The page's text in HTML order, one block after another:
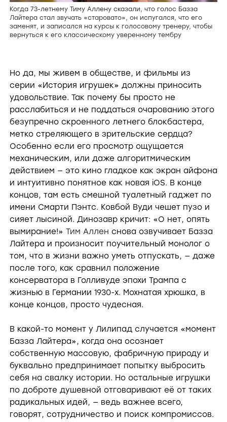
Когда 73-летнему Тиму Аллену сказали, что голос Базза
Лайтера стал звучать «старовато», он испугался, что его
заменят, и записался на курсы к голосовому тренеру, чтобы
вернуться к его классическому уверенному тембру
Но да, мы живем в обществе, и фильмы из
серии «История игрушек» должны приносить
удовольствие. Так почему бы просто не
расслабиться и не поддаться очарованию этого
безупречно скроенного летнего блокбастера,
метко стреляющего в зрительские сердца?
Особенно если его просмотр ощущается
механическим, или даже алгоритмическим
действием — это кино гладкое как экран айфона
и интуитивно понятное как новая iOS. В конце
концов, там есть смешной туалетный гаджет по
имени Смарти Пэнтс. Ковбой Вуди чешет пузо и
сияет лысиной. Динозавр кричит: «О нет, опять
вымирание!» Тим Аллен снова озвучивает Базза
Лайтера и произносит поучительный монолог о
том, что в жизни важно уметь отпускать, — даже
после того, как сравнил положение
консерватора в Голливуде эпохи Трампа с
жизнью в Германии 1930-х. Мохнатая хрюшка, в
конце концов, просто чудесная.
В какой-то момент у Лилипад случается «момент
Базза Лайтера», когда она осознает
собственную массовую, фабричную природу и
буквально предпринимает попытку выбросить
себя на свалку истории. Но остальные игрушки
по доброте душевной отговаривают её от таких
радикальных идей, — ведь важнее всего,
говорят, сотрудничество и поиск компромиссов.